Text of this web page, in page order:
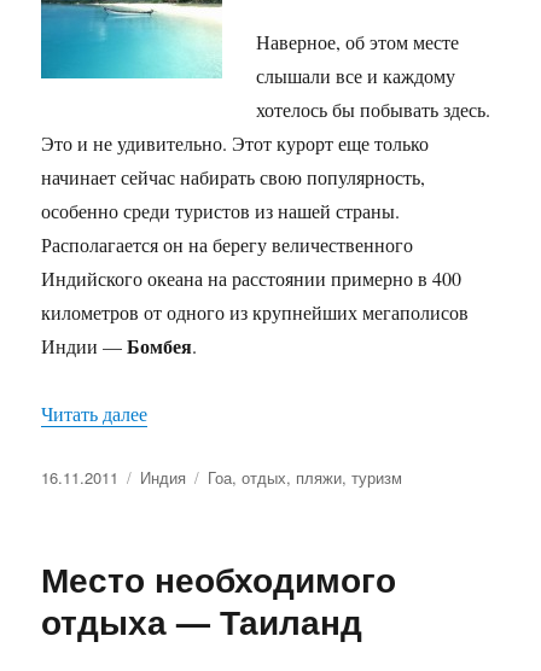
Наверное, об этом месте
слышали все и каждому
хотелось бы побывать здесь.
Это и не удивительно. Этот курорт еще только
начинает сейчас набирать свою популярность,
особенно среди туристов из нашей страны.
Располагается он на берегу величественного
Индийского океана на расстоянии примерно в 400
километров от одного из крупнейших мегаполисов
Индии —Бомбея.
Читать далее«Пляжи Гоа.»
Опубликовано
16.11.2011 Рубрики
Индия Метки
Гоа,отдых, пляжи,туризм
Место необходимого
отдыха — Таиланд